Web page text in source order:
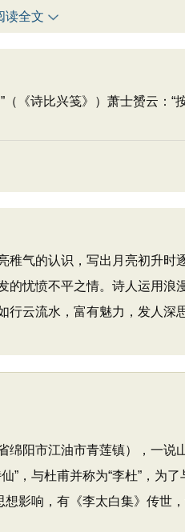
读全文
（《诗比兴笺》）萧士赟云：
稚气的认识，写出月亮初升
忧愤不平之情。诗人运用浪
行云流水，富有魅力，发人深
阳市江油市青莲镇），一
，与杜甫并称为“李杜”，为
影响，有《李太白集》传世